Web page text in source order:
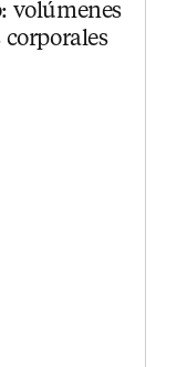
volúmenes
corporales